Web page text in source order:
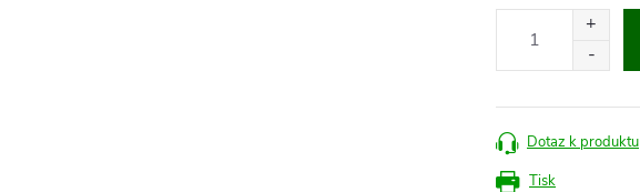
Tisk
Dotaz k produktu